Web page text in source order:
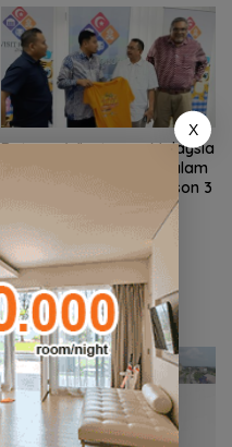
Ratusan Wisatawan Malaysia
Bakal Jelajahi Batam dalam
Family Rally Wisata Season 3
X